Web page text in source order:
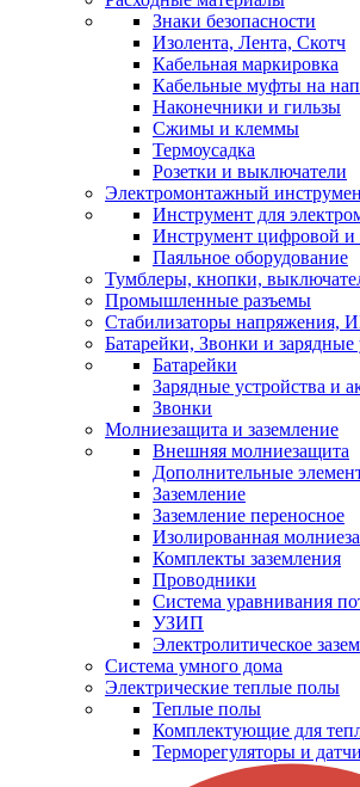
Знаки безопасности
Изолента, Лента, Скотч
Кабельная маркировка
Кабельные муфты на
Наконечники и гильзы
Сжимы и клеммы
Термоусадка
Розетки и выключатели
Электромонтажный
Инструмент для
Инструмент цифровой
Паяльное оборудование
Тумблеры, кнопки,
Промышленные разъемы
Стабилизаторы напряжения,
Батарейки, Звонки и зарядные
Батарейки
Зарядные устройства и
Звонки
Молниезащита и заземление
Внешняя молниезащита
Дополнительные
Заземление
Заземление переносное
Изолированная
Комплекты заземления
Проводники
Система уравнивания
УЗИП
Электролитическое
Система умного дома
Электрические теплые полы
Теплые полы
Комплектующие для
Терморегуляторы и